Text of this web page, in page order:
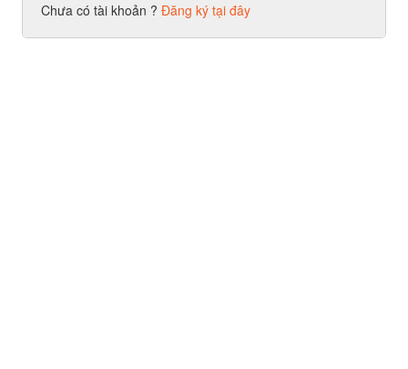
Chưa có tài khoản ? Đăng ký tại đây